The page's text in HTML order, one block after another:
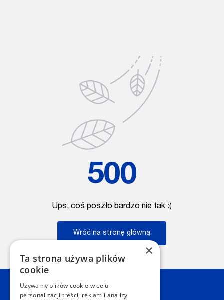
500
Ups, coś poszło bardzo nie tak :(
Wróć na stronę główną
Kontakt
×
Ta strona używa plików
cookie
Używamy plików cookie w celu
personalizacji treści, reklam i analizy